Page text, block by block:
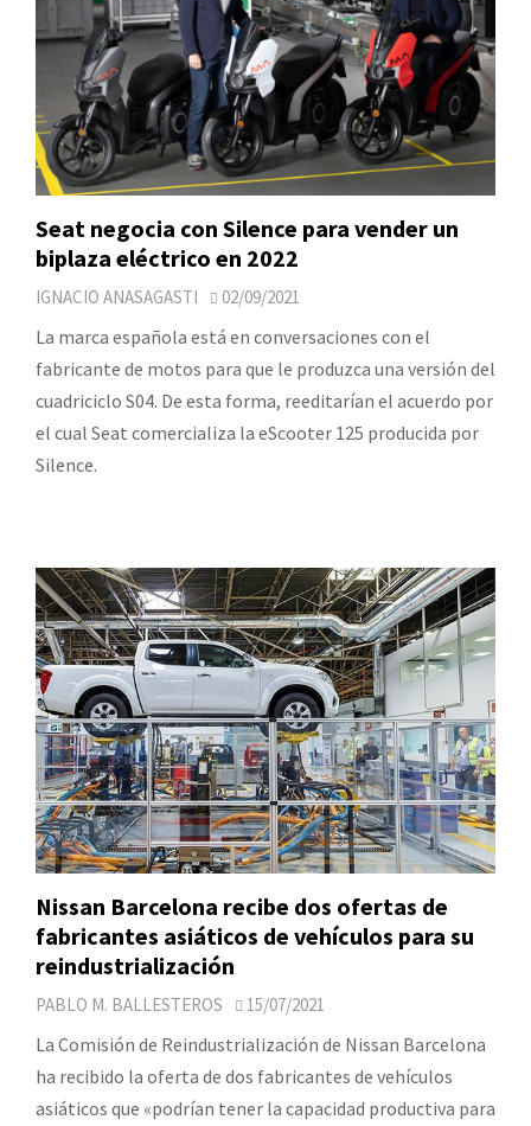
Seat negocia con Silence para vender un
biplaza eléctrico en 2022
IGNACIO ANASAGASTI 02/09/2021
La marca española está en conversaciones con el
fabricante de motos para que le produzca una versión del
cuadriciclo S04. De esta forma, reeditarían el acuerdo por
el cual Seat comercializa la eScooter 125 producida por
Silence.
Nissan Barcelona recibe dos ofertas de
fabricantes asiáticos de vehículos para su
reindustrialización
PABLO M. BALLESTEROS 15/07/2021
La Comisión de Reindustrialización de Nissan Barcelona
ha recibido la oferta de dos fabricantes de vehículos
asiáticos que «podrían tener la capacidad productiva para